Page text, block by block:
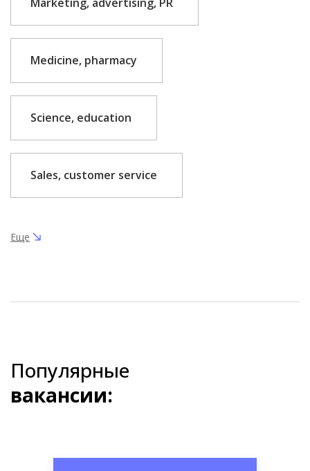
Medicine, pharmacy
Science, education
Sales, customer service
Еще
Популярные
вакансии: